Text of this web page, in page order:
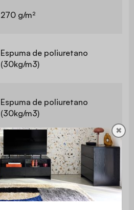
270 g/m²
Espuma de poliuretano
(30kg/m3)
Espuma de poliuretano
(30kg/m3)
35 cm
60 cm
✖